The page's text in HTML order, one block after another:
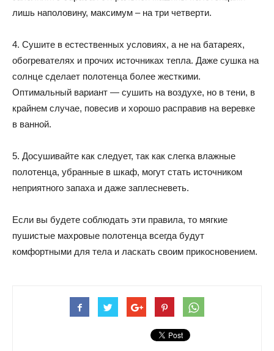
лишь наполовину, максимум – на три четверти.
4. Сушите в естественных условиях, а не на батареях,
обогревателях и прочих источниках тепла. Даже сушка на
солнце сделает полотенца более жесткими.
Оптимальный вариант — сушить на воздухе, но в тени, в
крайнем случае, повесив и хорошо расправив на веревке
в ванной.
5. Досушивайте как следует, так как слегка влажные
полотенца, убранные в шкаф, могут стать источником
неприятного запаха и даже заплесневеть.
Если вы будете соблюдать эти правила, то мягкие
пушистые махровые полотенца всегда будут
комфортными для тела и ласкать своим прикосновением.